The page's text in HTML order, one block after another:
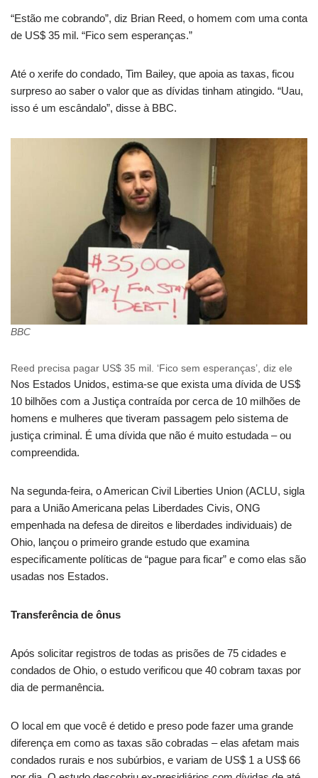
“Estão me cobrando”, diz Brian Reed, o homem com uma conta
de US$ 35 mil. “Fico sem esperanças.”
Até o xerife do condado, Tim Bailey, que apoia as taxas, ficou
surpreso ao saber o valor que as dívidas tinham atingido. “Uau,
isso é um escândalo”, disse à BBC.
BBC
Reed precisa pagar US$ 35 mil. ‘Fico sem esperanças’, diz ele
Nos Estados Unidos, estima-se que exista uma dívida de US$
10 bilhões com a Justiça contraída por cerca de 10 milhões de
homens e mulheres que tiveram passagem pelo sistema de
justiça criminal. É uma dívida que não é muito estudada – ou
compreendida.
Na segunda-feira, o American Civil Liberties Union (ACLU, sigla
para a União Americana pelas Liberdades Civis, ONG
empenhada na defesa de direitos e liberdades individuais) de
Ohio, lançou o primeiro grande estudo que examina
especificamente políticas de “pague para ficar” e como elas são
usadas nos Estados.
Transferência de ônus
Após solicitar registros de todas as prisões de 75 cidades e
condados de Ohio, o estudo verificou que 40 cobram taxas por
dia de permanência.
O local em que você é detido e preso pode fazer uma grande
diferença em como as taxas são cobradas – elas afetam mais
condados rurais e nos subúrbios, e variam de US$ 1 a US$ 66